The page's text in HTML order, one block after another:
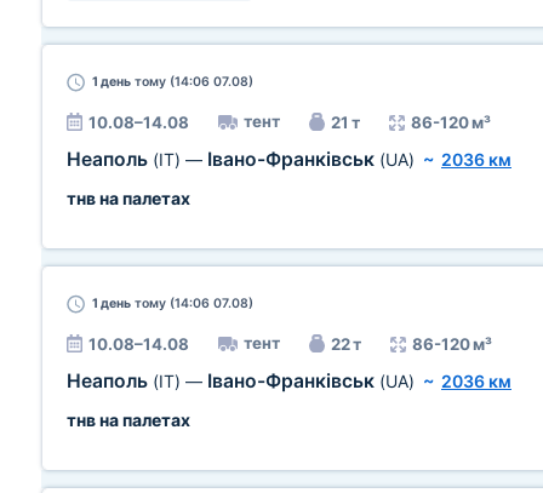
1 день тому (14:06 07.08)
10.08–14.08 тент 21 т 86-120 м³
Неаполь (IT) — Івано-Франківськ (UA) ~ 2036 км
тнв на палетах
1 день тому (14:06 07.08)
10.08–14.08 тент 22 т 86-120 м³
Неаполь (IT) — Івано-Франківськ (UA) ~ 2036 км
тнв на палетах